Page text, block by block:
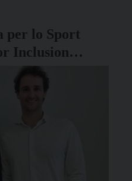
per lo Sport
Inclusion